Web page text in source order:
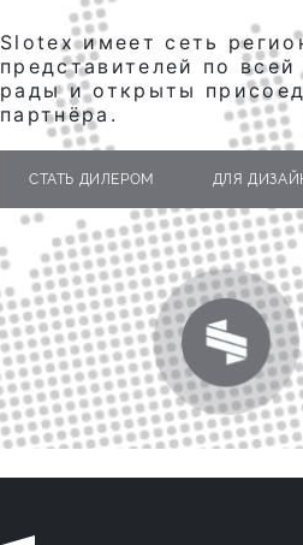
Slotex имеет сеть
представителей по
рады и открыты
партнёра.
СТАТЬ ДИЛЕРОМ ДЛЯ